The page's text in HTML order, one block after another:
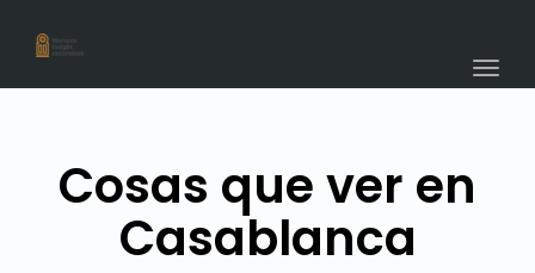
Cosas que ver en
Casablanca